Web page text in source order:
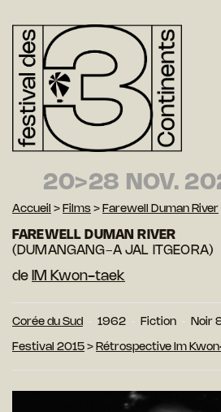
20>28 NOV.
Accueil > Films > Farewell Duman River
FAREWELL DUMAN RIVER
(DUMANGANG-A JAL ITGEORA)
de IM Kwon-taek
Corée du Sud 1962 Fiction Noir
Festival 2015 > Rétrospective Im